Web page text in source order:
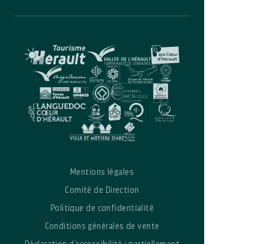
Mentions légales
Comité de Direction
Politique de confidentialité
Conditions générales de vente